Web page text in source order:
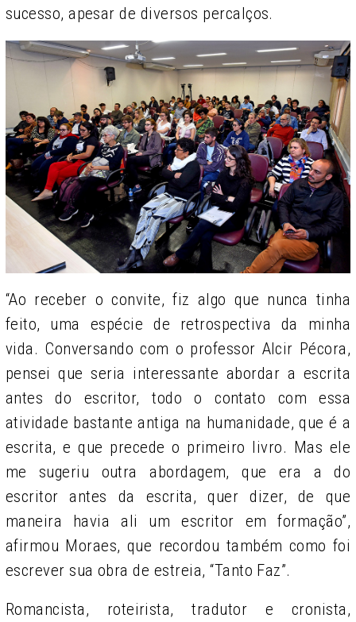
sucesso, apesar de diversos percalços.
“Ao receber o convite, fiz algo que nunca tinha
feito, uma espécie de retrospectiva da minha
vida. Conversando com o professor Alcir Pécora,
pensei que seria interessante abordar a escrita
antes do escritor, todo o contato com essa
atividade bastante antiga na humanidade, que é a
escrita, e que precede o primeiro livro. Mas ele
me sugeriu outra abordagem, que era a do
escritor antes da escrita, quer dizer, de que
maneira havia ali um escritor em formação”,
afirmou Moraes, que recordou também como foi
escrever sua obra de estreia, “Tanto Faz”.
Romancista, roteirista, tradutor e cronista,